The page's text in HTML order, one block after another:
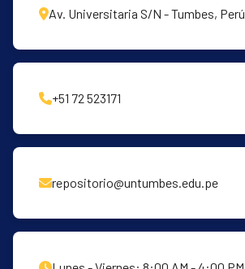
Av. Universitaria S/N - Tumbes, Perú
+51 72 523171
repositorio@untumbes.edu.pe